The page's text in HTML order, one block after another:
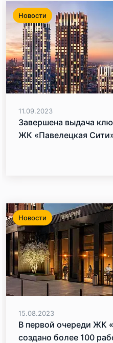
Новости
11.09.2023
Завершена выдача
ЖК «Павелецкая
Новости
15.08.2023
В первой очереди ЖК
создано более 100